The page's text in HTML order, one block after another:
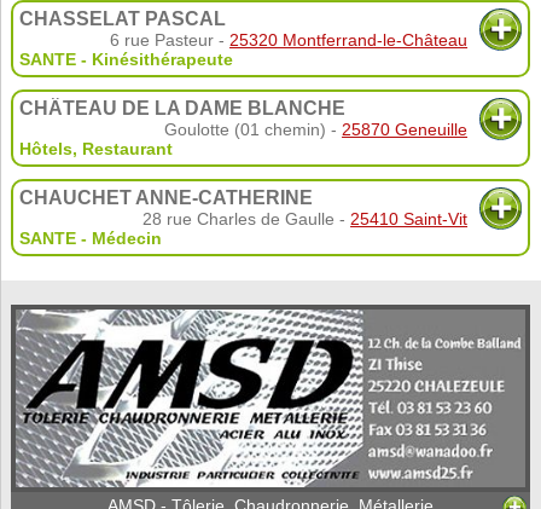
CHASSELAT PASCAL
6 rue Pasteur - 25320 Montferrand-le-Château
SANTE - Kinésithérapeute
CHÂTEAU DE LA DAME BLANCHE
Goulotte (01 chemin) - 25870 Geneuille
Hôtels, Restaurant
CHAUCHET ANNE-CATHERINE
28 rue Charles de Gaulle - 25410 Saint-Vit
SANTE - Médecin